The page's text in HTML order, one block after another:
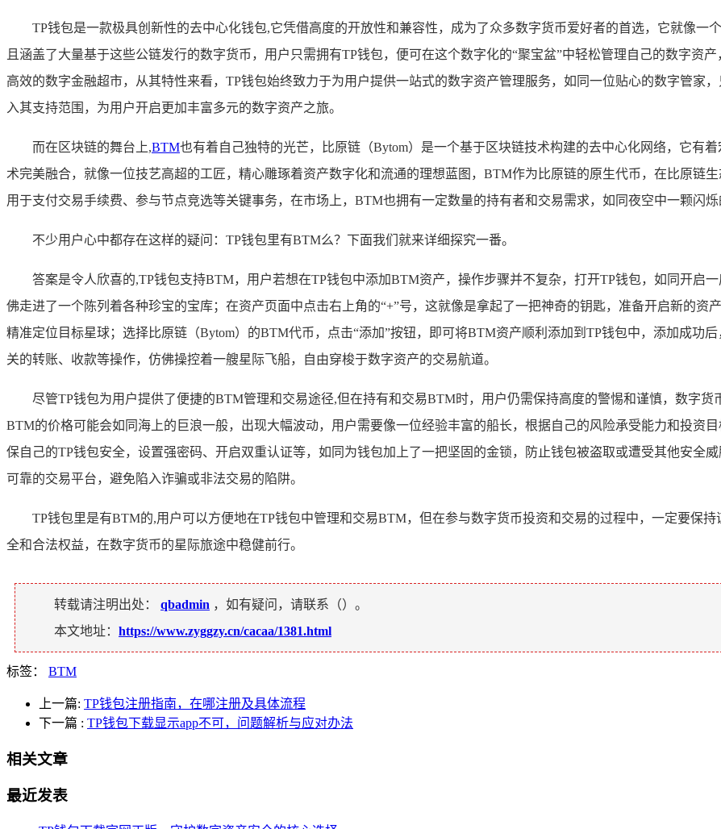
TP钱包是一款极具创新性的去中心化钱包,它凭借高度的开放性和兼容性，成为了众多数字货币爱好者的首选，它就像一
且涵盖了大量基于这些公链发行的数字货币，用户只需拥有TP钱包，便可在这个数字化的“聚宝盆”中轻松管理自己的数字资
高效的数字金融超市，从其特性来看，TP钱包始终致力于为用户提供一站式的数字资产管理服务，如同一位贴心的数字管家
入其支持范围，为用户开启更加丰富多元的数字资产之旅。
而在区块链的舞台上,BTM也有着自己独特的光芒，比原链（Bytom）是一个基于区块链技术构建的去中心化网络，它有
术完美融合，就像一位技艺高超的工匠，精心雕琢着资产数字化和流通的理想蓝图，BTM作为比原链的原生代币，在比原链
用于支付交易手续费、参与节点竞选等关键事务，在市场上，BTM也拥有一定数量的持有者和交易需求，如同夜空中一颗闪烁
不少用户心中都存在这样的疑问：TP钱包里有BTM么？下面我们就来详细探究一番。
答案是令人欣喜的,TP钱包支持BTM，用户若想在TP钱包中添加BTM资产，操作步骤并不复杂，打开TP钱包，如同开启
佛走进了一个陈列着各种珍宝的宝库；在资产页面中点击右上角的“+”号，这就像是拿起了一把神奇的钥匙，准备开启新的资
精准定位目标星球；选择比原链（Bytom）的BTM代币，点击“添加”按钮，即可将BTM资产顺利添加到TP钱包中，添加成功
关的转账、收款等操作，仿佛操控着一艘星际飞船，自由穿梭于数字资产的交易航道。
尽管TP钱包为用户提供了便捷的BTM管理和交易途径,但在持有和交易BTM时，用户仍需保持高度的警惕和谨慎，数字货
BTM的价格可能会如同海上的巨浪一般，出现大幅波动，用户需要像一位经验丰富的船长，根据自己的风险承受能力和投资
保自己的TP钱包安全，设置强密码、开启双重认证等，如同为钱包加上了一把坚固的金锁，防止钱包被盗取或遭受其他安全
可靠的交易平台，避免陷入诈骗或非法交易的陷阱。
TP钱包里是有BTM的,用户可以方便地在TP钱包中管理和交易BTM，但在参与数字货币投资和交易的过程中，一定要保
全和合法权益，在数字货币的星际旅途中稳健前行。
转载请注明出处： qbadmin ，如有疑问，请联系（）。
本文地址： https://www.zyggzy.cn/cacaa/1381.html
标签： BTM
上一篇: TP钱包注册指南，在哪注册及具体流程
下一篇 : TP钱包下载显示app不可，问题解析与应对办法
相关文章
最近发表